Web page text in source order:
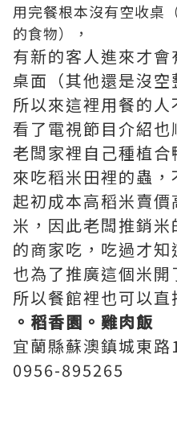
用完餐根本沒有空收桌
的食物），
有新的客人進來才
桌面（其他還是沒空
所以來這裡用餐的人
看了電視節目介紹
老闆家裡自己種植
來吃稻米田裡的蟲，
起初成本高稻米賣
米，因此老闆推銷
的商家吃，吃過才知
也為了推廣這個米開
所以餐館裡也可以直
。稻香園。雞肉飯
宜蘭縣蘇澳鎮城東
0956-895265